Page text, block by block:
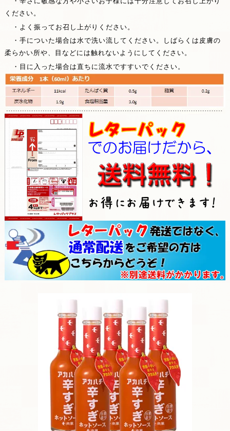
ください。
・よく振ってお召し上がりください。
・手についた場合は水で洗い流してください。しばらくは皮膚の
柔らかい所や、目などには触れないようにしてください。
・目に入った場合は直ちに流水ですすいでください。